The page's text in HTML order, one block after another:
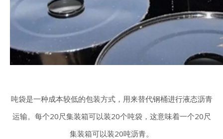
吨袋是一种成本较低的包装方式，用来替代钢桶进行液态沥青
运输。每个20尺集装箱可以装20个吨袋，这意味着一个20尺
集装箱可以装20吨沥青。